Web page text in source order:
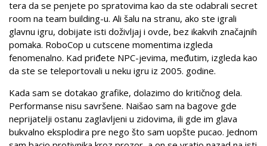
tera da se penjete po spratovima kao da ste odabrali secret
room na team building-u. Ali šalu na stranu, ako ste igrali
glavnu igru, dobijate isti doživljaj i ovde, bez ikakvih značajnih
pomaka. RoboCop u cutscene momentima izgleda
fenomenalno. Kad priđete NPC-jevima, međutim, izgleda kao
da ste se teleportovali u neku igru iz 2005. godine.
Kada sam se dotakao grafike, dolazimo do kritičnog dela.
Performanse nisu savršene. Naišao sam na bagove gde
neprijatelji ostanu zaglavljeni u zidovima, ili gde im glava
bukvalno eksplodira pre nego što sam uopšte pucao. Jednom